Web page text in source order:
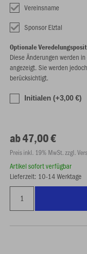
Vereinsname
Sponsor Elztal
Optionale
Diese Änderungen werden
angezeigt. Sie werden
berücksichtigt.
Initialen (+3,00 €)
ab 47,00 €
Preis inkl. 19% MwSt. zzgl.
Artikel sofort verfügbar
Lieferzeit: 10-14 Werktage